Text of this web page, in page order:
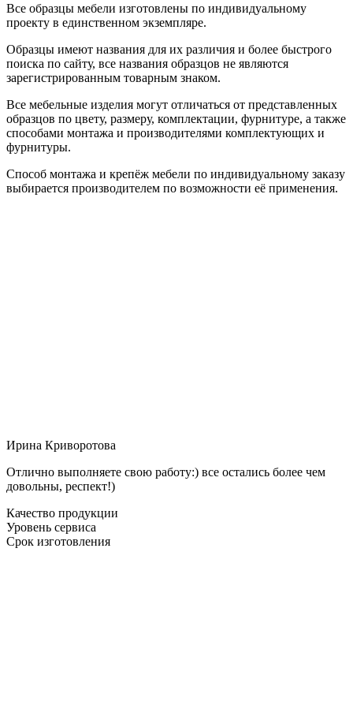
Все образцы мебели изготовлены по индивидуальному
проекту в единственном экземпляре.
Образцы имеют названия для их различия и более быстрого
поиска по сайту, все названия образцов не являются
зарегистрированным товарным знаком.
Все мебельные изделия могут отличаться от представленных
образцов по цвету, размеру, комплектации, фурнитуре, а также
способами монтажа и производителями комплектующих и
фурнитуры.
Способ монтажа и крепёж мебели по индивидуальному заказу
выбирается производителем по возможности её применения.
Ирина Криворотова
Отлично выполняете свою работу:) все остались более чем
довольны, респект!)
Качество продукции
Уровень сервиса
Срок изготовления